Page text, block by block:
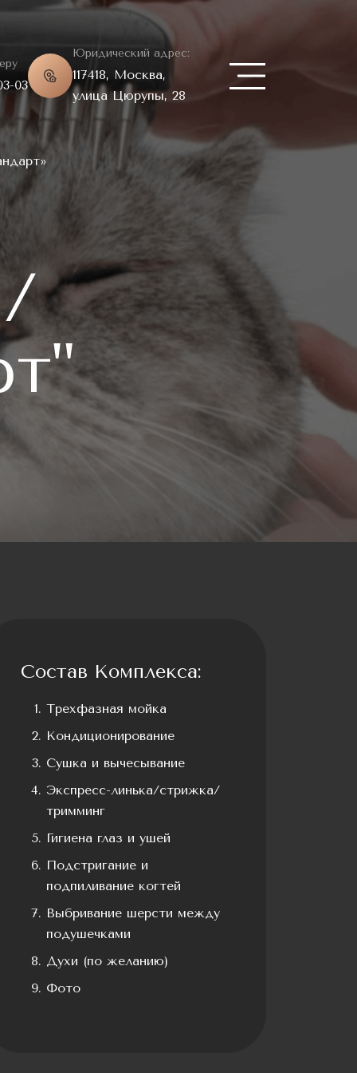
03
Юридический адрес:
117418, Москва,
улица Цюрупы, 28
/
Состав Комплекса:
Трехфазная мойка
Кондиционирование
Сушка и вычесывание
Экспресс-линька/стрижка/
тримминг
Гигиена глаз и ушей
Подстригание и
подпиливание когтей
Выбривание шерсти между
подушечками
Духи (по желанию)
Фото